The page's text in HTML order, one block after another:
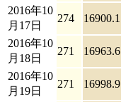
2016年10
月17日
274 16900.1
2016年10
月18日
271 16963.6
2016年10
月19日
271 16998.9